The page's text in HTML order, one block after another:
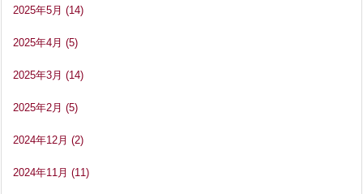
2025年5月 (14)
2025年4月 (5)
2025年3月 (14)
2025年2月 (5)
2024年12月 (2)
2024年11月 (11)